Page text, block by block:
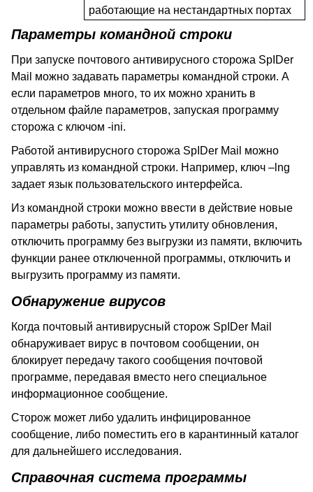
работающие на нестандартных портах
Параметры командной строки
При запуске почтового антивирусного сторожа SpIDer
Mail можно задавать параметры командной строки. А
если параметров много, то их можно хранить в
отдельном файле параметров, запуская программу
сторожа с ключом -ini.
Работой антивирусного сторожа SpIDer Mail можно
управлять из командной строки. Например, ключ – lng
задает язык пользовательского интерфейса.
Из командной строки можно ввести в действие новые
параметры работы, запустить утилиту обновления,
отключить программу без выгрузки из памяти, включить
функции ранее отключенной программы, отключить и
выгрузить программу из памяти.
Обнаружение вирусов
Когда почтовый антивирусный сторож SpIDer Mail
обнаруживает вирус в почтовом сообщении, он
блокирует передачу такого сообщения почтовой
программе, передавая вместо него специальное
информационное сообщение.
Сторож может либо удалить инфицированное
сообщение, либо поместить его в карантинный каталог
для дальнейшего исследования.
Справочная система программы